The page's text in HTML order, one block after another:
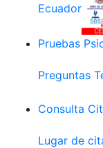
Ecuador
Pruebas
Preguntas
Consulta
Lugar de